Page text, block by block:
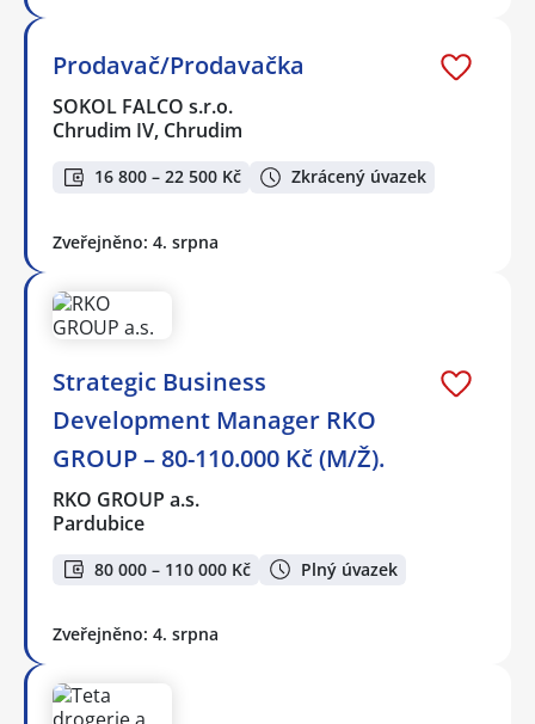
Prodavač/Prodavačka
SOKOL FALCO s.r.o.
Chrudim IV, Chrudim
16 800 – 22 500 Kč Zkrácený úvazek
Zveřejněno: 4. srpna
Strategic Business
Development Manager RKO
GROUP – 80-110.000 Kč (M/Ž).
RKO GROUP a.s.
Pardubice
80 000 – 110 000 Kč Plný úvazek
Zveřejněno: 4. srpna